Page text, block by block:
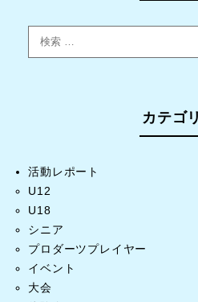
カテゴ
活動レポート
U12
U18
シニア
プロダーツプレイヤー
イベント
大会